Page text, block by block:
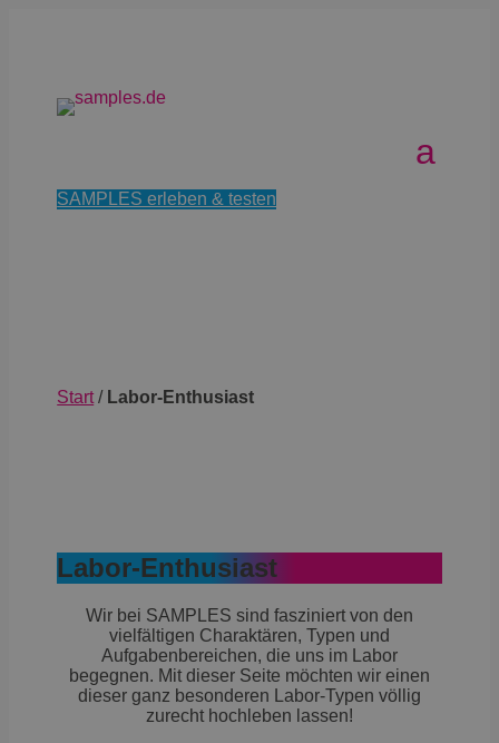
SAMPLES erleben & testen
Start/ Labor-Enthusiast
Labor-Enthusiast
Wir bei SAMPLES sind fasziniert von den
vielfältigen Charaktären, Typen und
Aufgabenbereichen, die uns im Labor
begegnen. Mit dieser Seite möchten wir einen
dieser ganz besonderen Labor-Typen völlig
zurecht hochleben lassen!